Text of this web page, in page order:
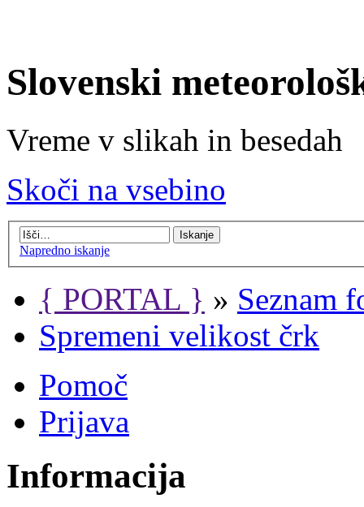
Slovenski
Vreme v slikah in besedah
Skoči na vsebino
Napredno iskanje
{ PORTAL } » Seznam
Spremeni velikost črk
Pomoč
Prijava
Informacija